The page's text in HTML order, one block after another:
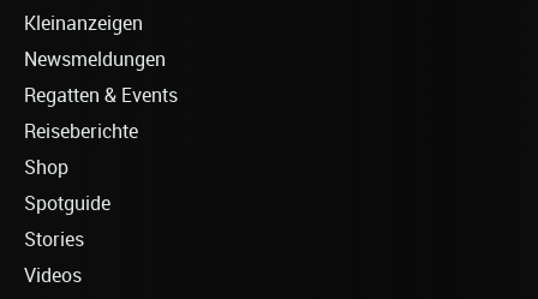
Kleinanzeigen
Newsmeldungen
Regatten & Events
Reiseberichte
Shop
Spotguide
Stories
Videos